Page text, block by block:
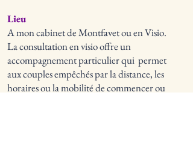
Lieu
A mon cabinet de Montfavet ou en Visio.
La consultation en visio offre un
accompagnement particulier qui permet
aux couples empêchés par la distance, les
horaires ou la mobilité de commencer ou